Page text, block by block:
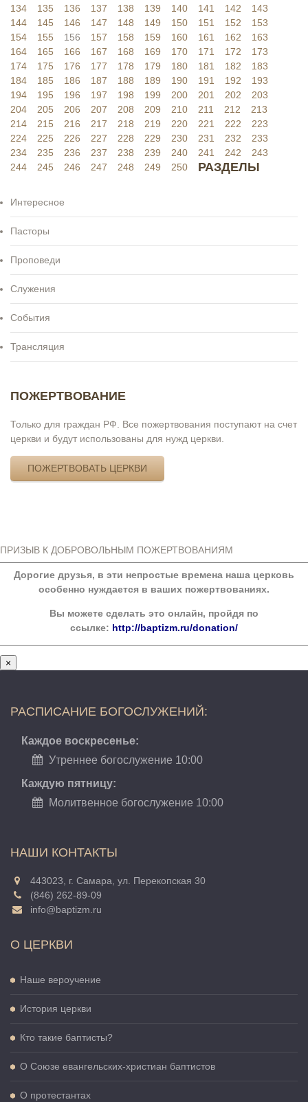
134
135 136 137 138 139 140 141 142
143
144
145 146 147 148 149 150 151 152
153
154
155 156 157 158 159 160 161 162
163
164
165 166 167 168 169 170 171 172
173
174
175 176 177 178 179 180 181 182
183
184
185 186 187 188 189 190 191 192
193
194
195 196 197 198 199 200 201 202
203
204
205 206 207 208 209 210 211 212
213
214
215 216 217 218 219 220 221 222
223
224
225 226 227 228 229 230 231 232
233
234
235 236 237 238 239 240 241 242
243
244
245 246 247 248 249 250 РАЗДЕЛЫ
Интересное
Пасторы
Проповеди
Служения
События
Трансляция
ПОЖЕРТВОВАНИЕ
Только для граждан РФ. Все пожертвования поступают на счет
церкви и будут использованы для нужд церкви.
ПОЖЕРТВОВАТЬ ЦЕРКВИ
ПРИЗЫВ К ДОБРОВОЛЬНЫМ ПОЖЕРТВОВАНИЯМ
Дорогие друзья, в эти непростые времена наша церковь
особенно нуждается в ваших пожертвованиях.
Вы можете сделать это онлайн, пройдя по
ссылке: http://baptizm.ru/donation/
×
РАСПИСАНИЕ БОГОСЛУЖЕНИЙ:
Каждое воскресенье:
Утреннее богослужение 10:00
Каждую пятницу:
Молитвенное богослужение 10:00
НАШИ КОНТАКТЫ
443023, г. Самара, ул. Перекопская 30
(846) 262-89-09
info@baptizm.ru
О ЦЕРКВИ
Наше вероучение
История церкви
Кто такие баптисты?
О Cоюзе евангельских-христиан баптистов
О протестантах